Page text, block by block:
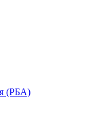
(РБА)